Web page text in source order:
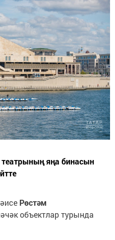
яңа бинасын
Рөстәм
объектлар турында